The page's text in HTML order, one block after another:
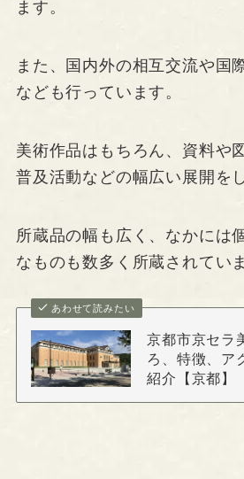
ます。
また、国内外の相互交流や国
なども行っています。
美術作品はもちろん、資料や
普及活動などの幅広い展開を
所蔵品の幅も広く、なかには
なものも数多く所蔵されてい
あわせて読みたい
京都市京セラ
ろ、特徴、ア
紹介【京都】